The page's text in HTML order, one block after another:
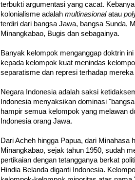
terbukti argumentasi yang cacat.
kolonialisme adalah multinasionalatau
terdiri dari bangsa Jawa, bangsa Sunda,
Minangkabao, Bugis dan sebagainya.
Banyak kelompok menganggap doktrin
kepada kelompok kuat menindas
separatisme dan represi terhadap
Negara Indonesia adalah saksi
Indonesia menyaksikan dominasi
hampir semua kelompok yang melawan
Indonesia orang Jawa.
Dari Acheh hingga Papua, dari Minahasa
Minangkabao, sejak tahun 1950, sudah
pertikaian dengan tetangganya berkat
Hindia Belanda diganti Indonesia.